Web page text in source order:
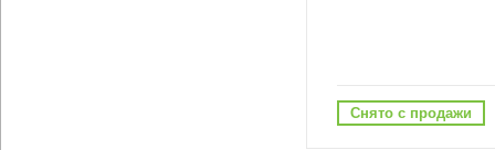
Снято с продажи